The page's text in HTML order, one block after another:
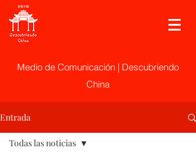
Medio de Comunicación | Descubriendo
China
Entrada
Todas las noticias